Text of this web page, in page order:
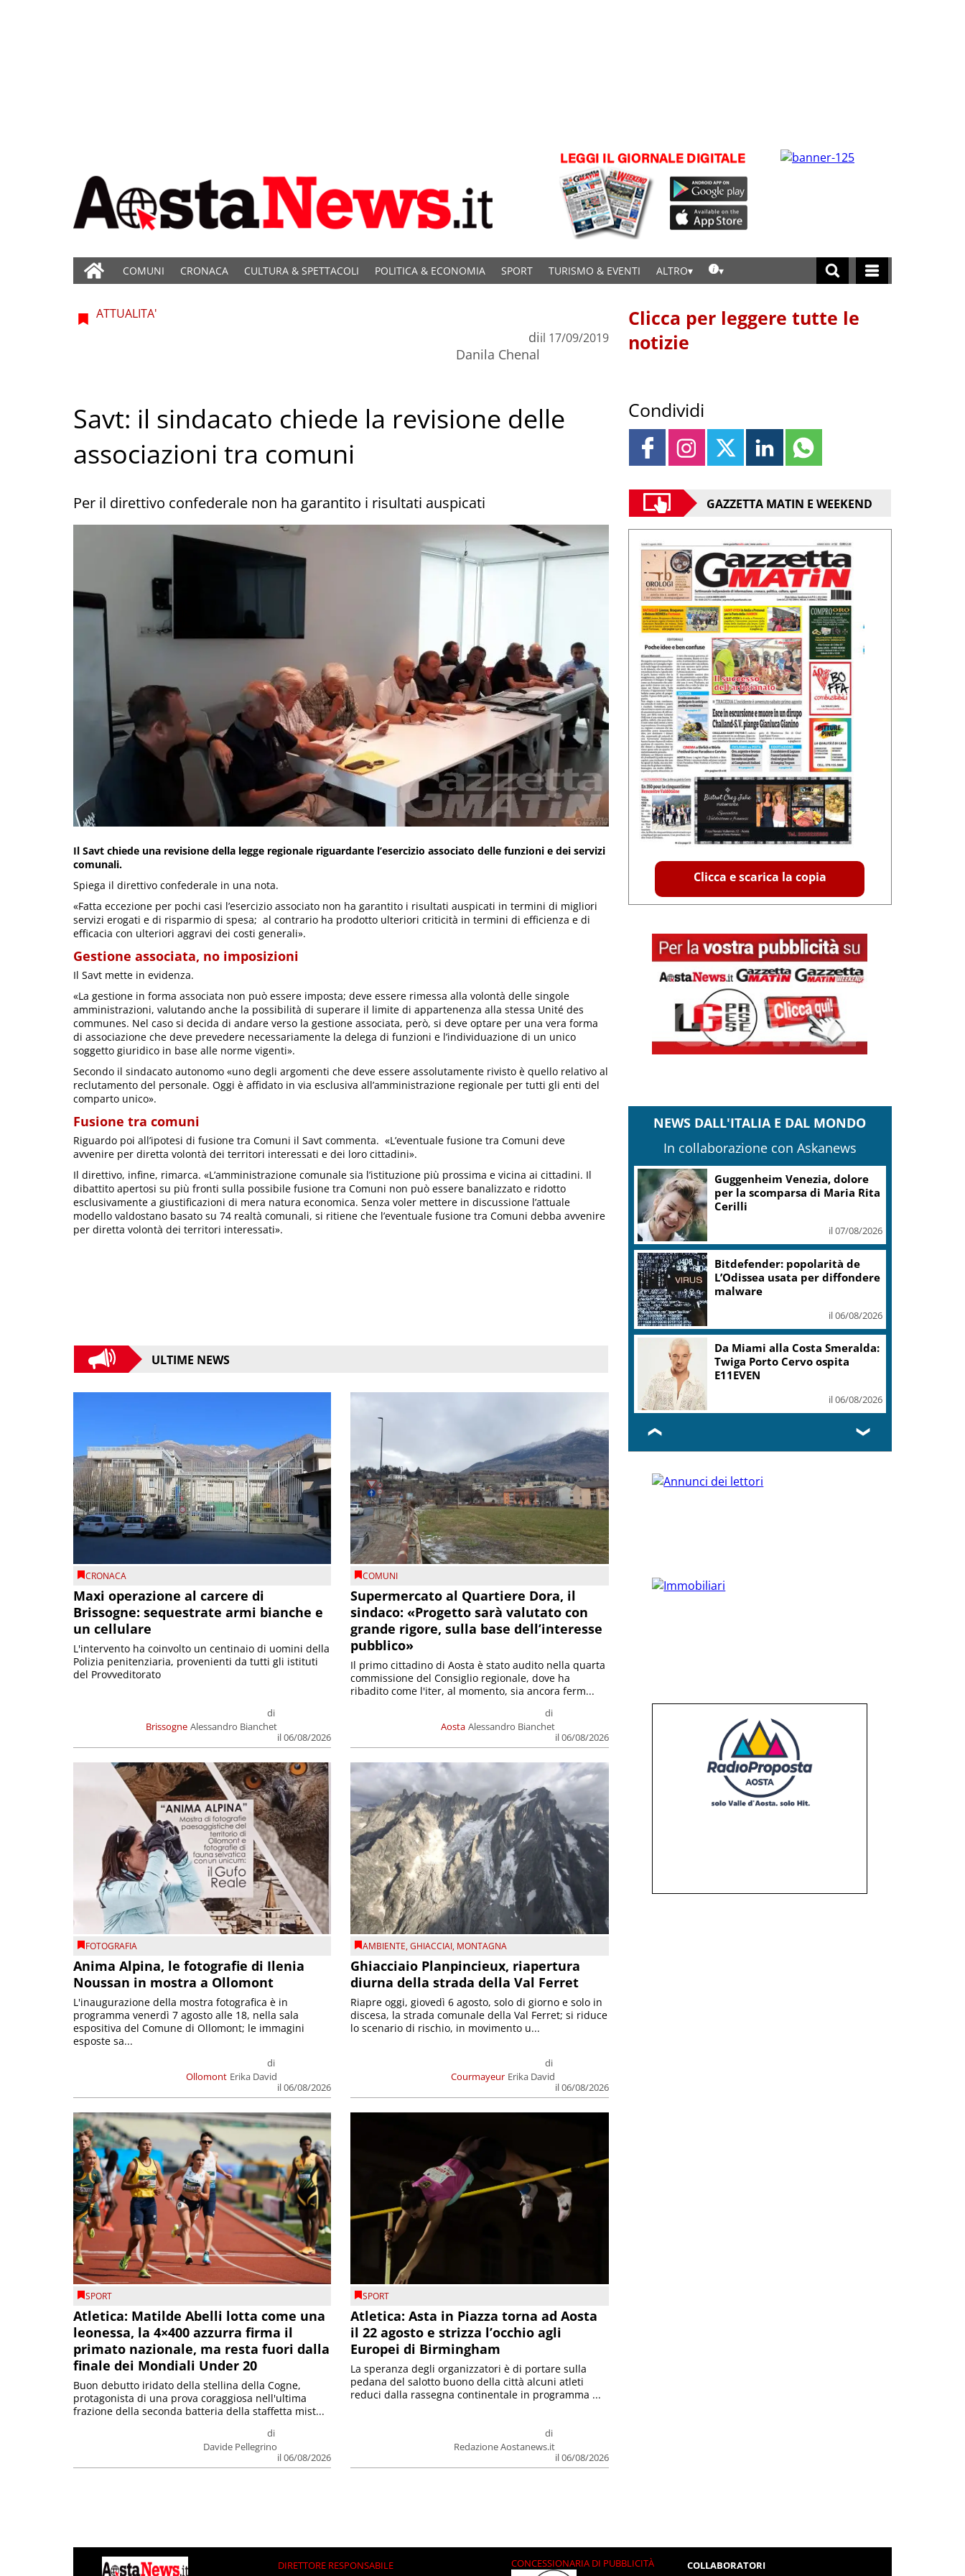
COMUNI CRONACA CULTURA & SPETTACOLI POLITICA & ECONOMIA SPORT TURISMO & EVENTI ALTRO
ATTUALITA'
di
Danila Chenal
il 17/09/2019
Savt: il sindacato chiede la revisione delle
associazioni tra comuni
Per il direttivo confederale non ha garantito i risultati auspicati
Il Savt chiede una revisione della legge regionale riguardante l’esercizio associato delle funzioni e dei servizi
comunali.
Spiega il direttivo confederale in una nota.
«Fatta eccezione per pochi casi l’esercizio associato non ha garantito i risultati auspicati in termini di migliori
servizi erogati e di risparmio di spesa; al contrario ha prodotto ulteriori criticità in termini di efficienza e di
efficacia con ulteriori aggravi dei costi generali».
Gestione associata, no imposizioni
Il Savt mette in evidenza.
«La gestione in forma associata non può essere imposta; deve essere rimessa alla volontà delle singole
amministrazioni, valutando anche la possibilità di superare il limite di appartenenza alla stessa Unité des
communes. Nel caso si decida di andare verso la gestione associata, però, si deve optare per una vera forma
di associazione che deve prevedere necessariamente la delega di funzioni e l’individuazione di un unico
soggetto giuridico in base alle norme vigenti».
Secondo il sindacato autonomo «uno degli argomenti che deve essere assolutamente rivisto è quello relativo al
reclutamento del personale. Oggi è affidato in via esclusiva all’amministrazione regionale per tutti gli enti del
comparto unico».
Fusione tra comuni
Riguardo poi all’ipotesi di fusione tra Comuni il Savt commenta. «L’eventuale fusione tra Comuni deve
avvenire per diretta volontà dei territori interessati e dei loro cittadini».
Il direttivo, infine, rimarca. «L’amministrazione comunale sia l’istituzione più prossima e vicina ai cittadini. Il
dibattito apertosi su più fronti sulla possibile fusione tra Comuni non può essere banalizzato e ridotto
esclusivamente a giustificazioni di mera natura economica. Senza voler mettere in discussione l’attuale
modello valdostano basato su 74 realtà comunali, si ritiene che l’eventuale fusione tra Comuni debba avvenire
per diretta volontà dei territori interessati».
ULTIME NEWS
CRONACA
Maxi operazione al carcere di
Brissogne: sequestrate armi bianche e
un cellulare
Brissogne
di
Alessandro Bianchet
il 06/08/2026
L'intervento ha coinvolto un centinaio di uomini della
Polizia penitenziaria, provenienti da tutti gli istituti
del Provveditorato
COMUNI
Supermercato al Quartiere Dora, il
sindaco: «Progetto sarà valutato con
grande rigore, sulla base dell’interesse
pubblico»
Aosta
di
Alessandro Bianchet
il 06/08/2026
Il primo cittadino di Aosta è stato audito nella quarta
commissione del Consiglio regionale, dove ha
ribadito come l'iter, al momento, sia ancora ferm...
FOTOGRAFIA
Anima Alpina, le fotografie di Ilenia
Noussan in mostra a Ollomont
Ollomont
di
Erika David
il 06/08/2026
L'inaugurazione della mostra fotografica è in
programma venerdì 7 agosto alle 18, nella sala
espositiva del Comune di Ollomont; le immagini
esposte sa...
AMBIENTE,GHIACCIAI, MONTAGNA
Ghiacciaio Planpincieux, riapertura
diurna della strada della Val Ferret
Courmayeur
di
Erika David
il 06/08/2026
Riapre oggi, giovedì 6 agosto, solo di giorno e solo in
discesa, la strada comunale della Val Ferret; si riduce
lo scenario di rischio, in movimento u...
SPORT
Atletica: Matilde Abelli lotta come una
leonessa, la 4×400 azzurra firma il
primato nazionale, ma resta fuori dalla
finale dei Mondiali Under 20
di
Davide Pellegrino
il 06/08/2026
Buon debutto iridato della stellina della Cogne,
protagonista di una prova coraggiosa nell'ultima
frazione della seconda batteria della staffetta mist...
SPORT
Atletica: Asta in Piazza torna ad Aosta
il 22 agosto e strizza l’occhio agli
Europei di Birmingham
di
Redazione Aostanews.it
il 06/08/2026
La speranza degli organizzatori è di portare sulla
pedana del salotto buono della città alcuni atleti
reduci dalla rassegna continentale in programma ...
Clicca per leggere tutte le
notizie
Condividi
GAZZETTA MATIN E WEEKEND
Clicca e scarica la copia
NEWS DALL'ITALIA E DAL MONDO
In collaborazione con Askanews
Guggenheim Venezia, dolore
per la scomparsa di Maria Rita
Cerilli
il 07/08/2026
Bitdefender: popolarità de
L’Odissea usata per diffondere
malware
il 06/08/2026
Da Miami alla Costa Smeralda:
Twiga Porto Cervo ospita
E11EVEN
il 06/08/2026
❮ ❯
DIRETTORE RESPONSABILE
CONCESSIONARIA DI PUBBLICITÀ
COLLABORATORI